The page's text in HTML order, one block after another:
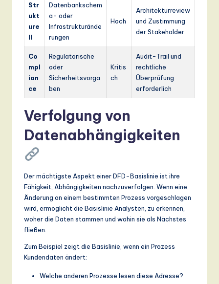
Str
ukt
ure
ll
Datenbankschem
a- oder
Infrastrukturände
rungen
Hoch
Architekturreview
und Zustimmung
der Stakeholder
Co
mpl
ian
ce
Regulatorische
oder
Sicherheitsvorga
ben
Kritis
ch
Audit-Trail und
rechtliche
Überprüfung
erforderlich
Verfolgung von
Datenabhängigkeiten
Der mächtigste Aspekt einer DFD-Basislinie ist ihre
Fähigkeit, Abhängigkeiten nachzuverfolgen. Wenn eine
Änderung an einem bestimmten Prozess vorgeschlagen
wird, ermöglicht die Basislinie Analysten, zu erkennen,
woher die Daten stammen und wohin sie als Nächstes
fließen.
Zum Beispiel zeigt die Basislinie, wenn ein Prozess
Kundendaten ändert:
Welche anderen Prozesse lesen diese Adresse?